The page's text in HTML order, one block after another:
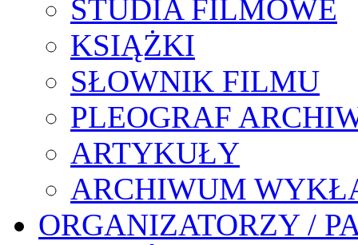
STUDIA FILMOWE
KSIĄŻKI
SŁOWNIK FILMU
PLEOGRAF
ARTYKUŁY
ARCHIWUM
ORGANIZATORZY /